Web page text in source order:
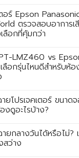
อร์ Epson
ตรวจสอบอาการเ
เลือกที่คุ้มกว่า
LMZ460 vs
ลือกรุ่นไหนดีสำหรับห้อ
ยโปรเจคเตอร์ ขนาด
งดูอะไรบ้าง?
ายกลางวันได้หรือไม่?
สว่าง